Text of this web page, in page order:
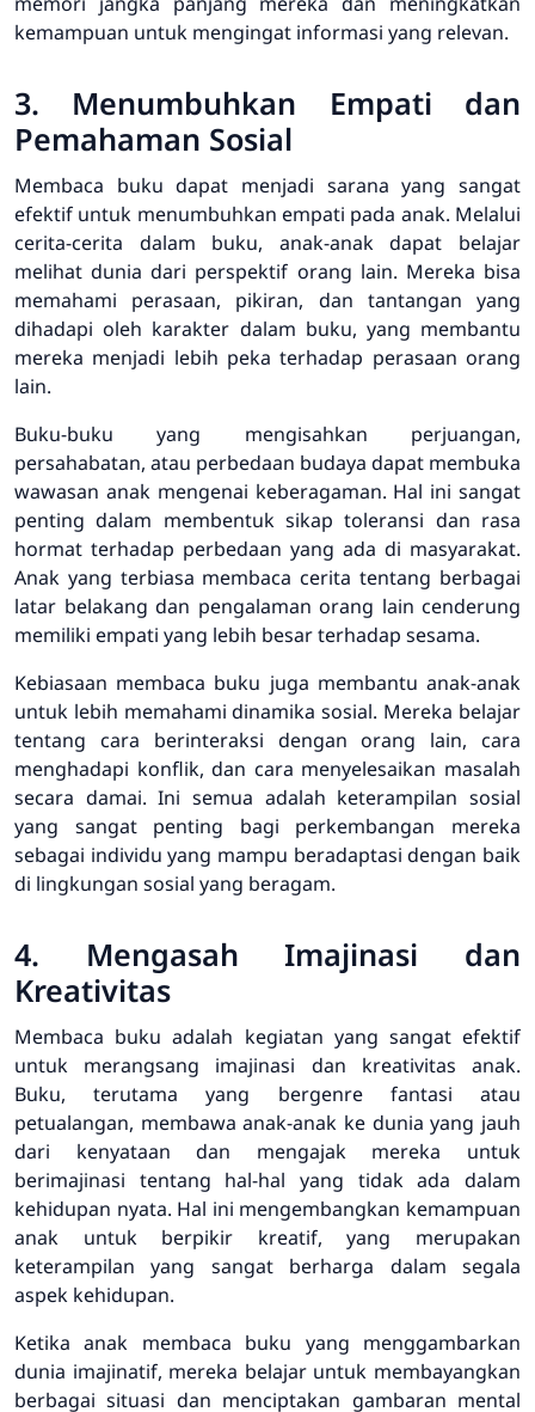
kemampuan untuk mengingat informasi yang relevan.
3. Menumbuhkan Empati dan
Pemahaman Sosial
Membaca buku dapat menjadi sarana yang sangat
efektif untuk menumbuhkan empati pada anak. Melalui
cerita-cerita dalam buku, anak-anak dapat belajar
melihat dunia dari perspektif orang lain. Mereka bisa
memahami perasaan, pikiran, dan tantangan yang
dihadapi oleh karakter dalam buku, yang membantu
mereka menjadi lebih peka terhadap perasaan orang
lain.
Buku-buku yang mengisahkan perjuangan,
persahabatan, atau perbedaan budaya dapat membuka
wawasan anak mengenai keberagaman. Hal ini sangat
penting dalam membentuk sikap toleransi dan rasa
hormat terhadap perbedaan yang ada di masyarakat.
Anak yang terbiasa membaca cerita tentang berbagai
latar belakang dan pengalaman orang lain cenderung
memiliki empati yang lebih besar terhadap sesama.
Kebiasaan membaca buku juga membantu anak-anak
untuk lebih memahami dinamika sosial. Mereka belajar
tentang cara berinteraksi dengan orang lain, cara
menghadapi konflik, dan cara menyelesaikan masalah
secara damai. Ini semua adalah keterampilan sosial
yang sangat penting bagi perkembangan mereka
sebagai individu yang mampu beradaptasi dengan baik
di lingkungan sosial yang beragam.
4. Mengasah Imajinasi dan
Kreativitas
Membaca buku adalah kegiatan yang sangat efektif
untuk merangsang imajinasi dan kreativitas anak.
Buku, terutama yang bergenre fantasi atau
petualangan, membawa anak-anak ke dunia yang jauh
dari kenyataan dan mengajak mereka untuk
berimajinasi tentang hal-hal yang tidak ada dalam
kehidupan nyata. Hal ini mengembangkan kemampuan
anak untuk berpikir kreatif, yang merupakan
keterampilan yang sangat berharga dalam segala
aspek kehidupan.
Ketika anak membaca buku yang menggambarkan
dunia imajinatif, mereka belajar untuk membayangkan
berbagai situasi dan menciptakan gambaran mental